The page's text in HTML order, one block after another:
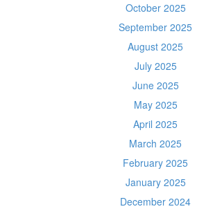
October 2025
September 2025
August 2025
July 2025
June 2025
May 2025
April 2025
March 2025
February 2025
January 2025
December 2024